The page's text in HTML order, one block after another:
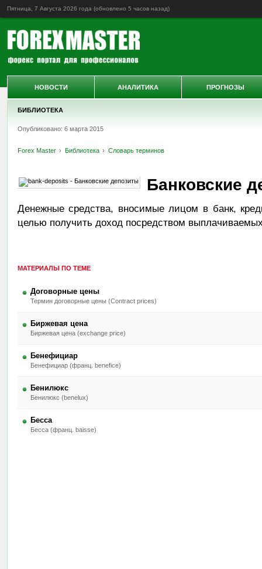
Пятница, 7 Августа 2026 года (обновлено 5 часов назад)
БИБЛИОТЕКА
Опубликовано: 6 марта 2015
Forex Master Библиотека Словарь терминов
Банковские
Денежные средства, вносимые лицом в банк,
целью получить доход посредством
МАТЕРИАЛЫ ПО ТЕМЕ
Договорные цены
Термин договорные цены (Contract prices)
Биржевая цена
Биржевая цена (exchange price)
Бенефициар
Бенефициар (франц. benefice)
Бенилюкс
Бенилюкс (benelux)
Бесса
Бесса (франц. baisse)
НОВОСТИ АНАЛИТИКА ПРОГНОЗЫ